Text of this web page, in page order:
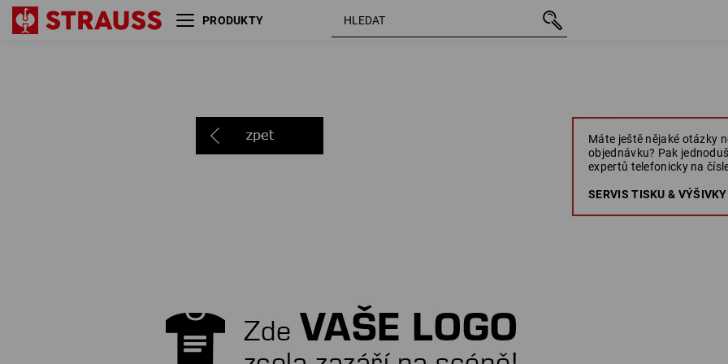
Máte ještě nějaké otázky
objednávku? Pak
expertů telefonicky na
SERVIS TISKU &
PRODUKTY